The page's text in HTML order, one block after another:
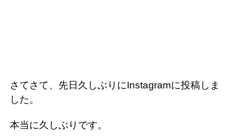
さてさて、先日久しぶりにInstagramに投稿しま
した。
本当に久しぶりです。